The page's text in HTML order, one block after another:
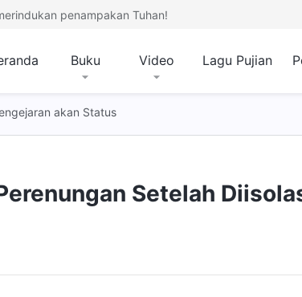
penampakan Tuhan!
Buku Video Lagu Pujian
akan Status
Setelah